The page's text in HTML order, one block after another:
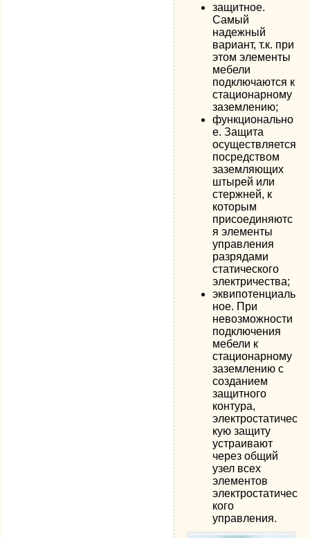
защитное.
Самый
надежный
вариант, т.к. при
этом элементы
мебели
подключаются к
стационарному
заземлению;
функционально
е. Защита
осуществляется
посредством
заземляющих
штырей или
стержней, к
которым
присоединяютс
я элементы
управления
разрядами
статического
электричества;
эквипотенциаль
ное. При
невозможности
подключения
мебели к
стационарному
заземлению с
созданием
защитного
контура,
электростатичес
кую защиту
устраивают
через общий
узел всех
элементов
электростатичес
кого
управления.